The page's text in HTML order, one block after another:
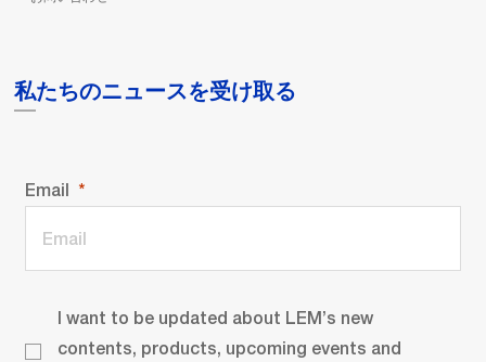
私たちのニュースを受け取る
Email
I want to be updated about LEM’s new
contents, products, upcoming events and